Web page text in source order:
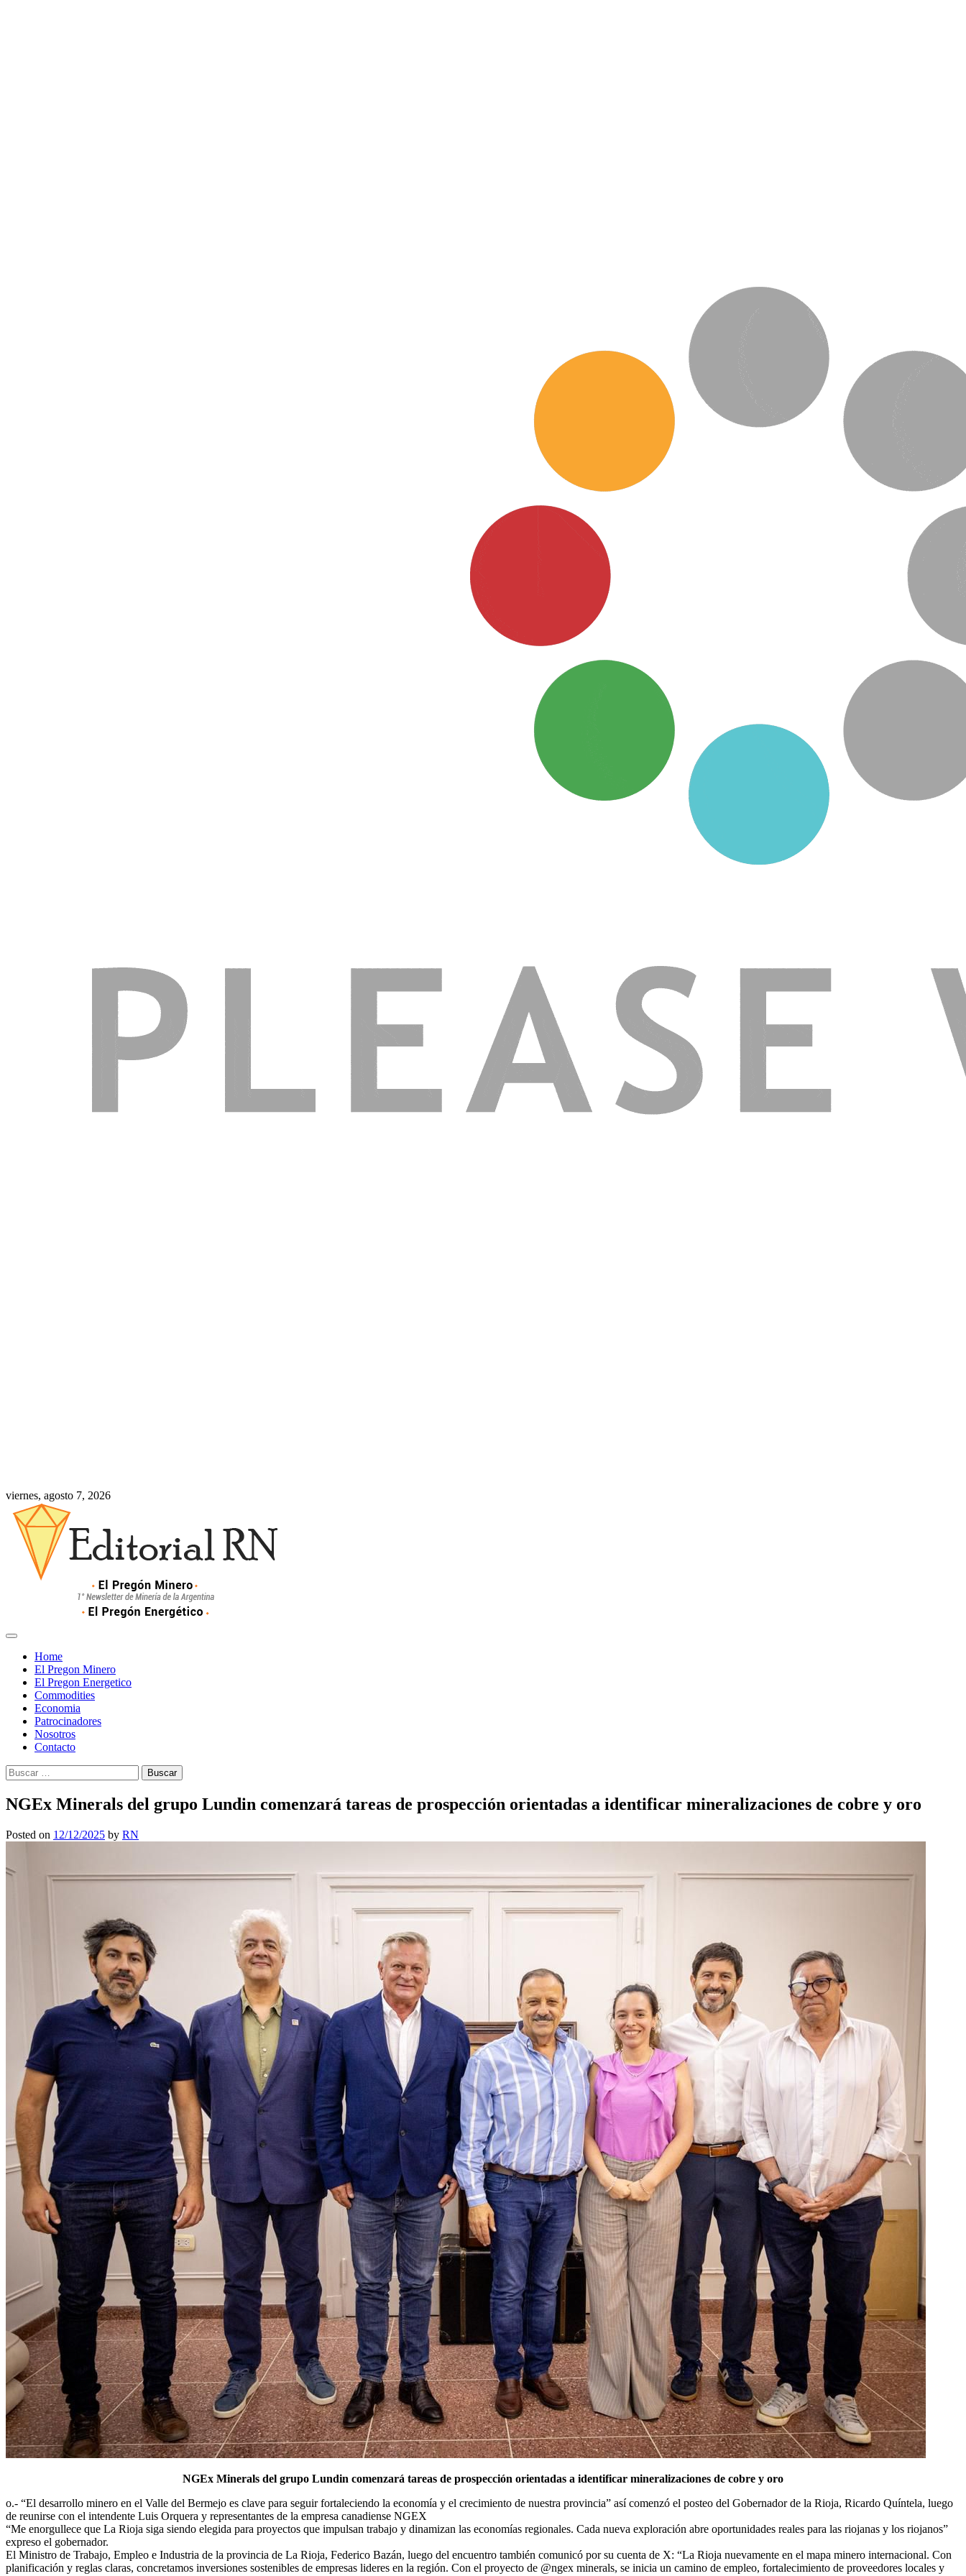
viernes, agosto 7, 2026
Home
El Pregon Minero
El Pregon Energetico
Commodities
Economia
Patrocinadores
Nosotros
Contacto
Buscar:
NGEx Minerals del grupo Lundin comenzará tareas de prospección orientadas a identificar mineralizaciones de cobre y oro
Posted on 12/12/2025 by RN
NGEx Minerals del grupo Lundin comenzará tareas de prospección orientadas a identificar mineralizaciones de cobre y oro
o.- “El desarrollo minero en el Valle del Bermejo es clave para seguir fortaleciendo la economía y el crecimiento de nuestra provincia” así comenzó el posteo del Gobernador de la Rioja, Ricardo Quíntela, luego
de reunirse con el intendente Luis Orquera y representantes de la empresa canadiense NGEX
“Me enorgullece que La Rioja siga siendo elegida para proyectos que impulsan trabajo y dinamizan las economías regionales. Cada nueva exploración abre oportunidades reales para las riojanas y los riojanos”
expreso el gobernador.
El Ministro de Trabajo, Empleo e Industria de la provincia de La Rioja, Federico Bazán, luego del encuentro también comunicó por su cuenta de X: “La Rioja nuevamente en el mapa minero internacional. Con
planificación y reglas claras, concretamos inversiones sostenibles de empresas lideres en la región. Con el proyecto de @ngex minerals, se inicia un camino de empleo, fortalecimiento de proveedores locales y